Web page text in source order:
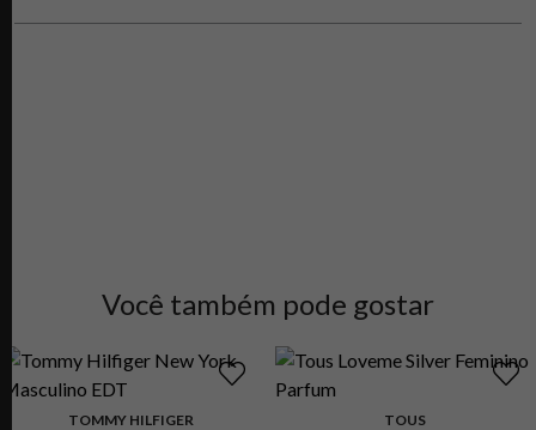
Você também pode gostar
TOMMY HILFIGER
TOUS